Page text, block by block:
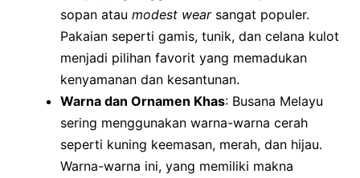
sopan atau modest wearsangat populer.
Pakaian seperti gamis, tunik, dan celana kulot
menjadi pilihan favorit yang memadukan
kenyamanan dan kesantunan.
Warna dan Ornamen Khas: Busana Melayu
sering menggunakan warna-warna cerah
seperti kuning keemasan, merah, dan hijau.
Warna-warna ini, yang memiliki makna